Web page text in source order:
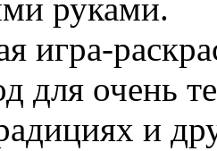
руками.
игра-
для очень
и